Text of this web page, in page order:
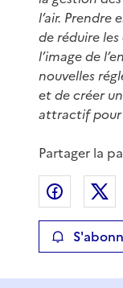
l’air.
de réduire
l’image de
nouvelles
et de créer
attractif pour
Partager la